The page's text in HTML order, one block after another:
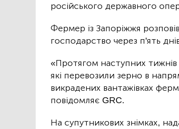
російського державного
Фермер із Запоріжжя
господарство через п'ять
«Протягом наступних тижнів
які перевозили зерно в
викрадених вантажівках
повідомляє GRC.
На супутникових знімках,